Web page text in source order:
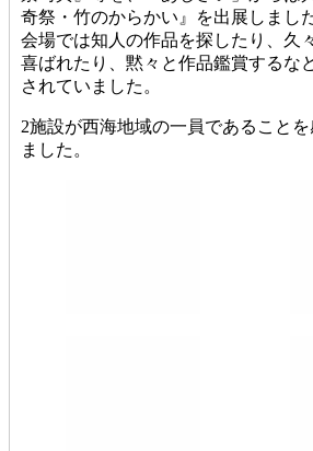
奇祭・竹のからかい』を出展しました
会場では知人の作品を探したり、久
喜ばれたり、黙々と作品鑑賞するな
されていました。
2施設が西海地域の一員であること
ました。